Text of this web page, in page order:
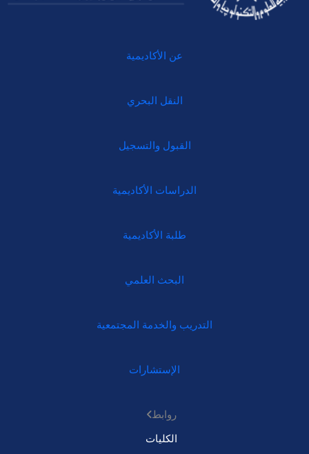
عن الأكاديمية
النقل البحري
القبول والتسجيل
الدراسات الأكاديمية
طلبة الأكاديمية
البحث العلمي
التدريب والخدمة المجتمعية
الإستشارات
روابط
الكليات